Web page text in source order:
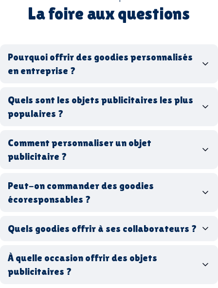
La foire aux questions
Pourquoi offrir des goodies personnalisés
en entreprise ?
Quels sont les objets publicitaires les plus
populaires ?
stylos personnalisés
tote bags publicitaires
gourdes réutilisables
France Made in Europe goodies hi-tech
Comment personnaliser un objet
publicitaire ?
Peut-on commander des goodies
écoresponsables ?
goodies écologiques
recyclés, fabriqués en France ou en Europe,
biodégradables ou réutilisables
Quels goodies offrir à ses collaborateurs ?
entreprise
goodies utiles au bureau
À quelle occasion offrir des objets
publicitaires ?